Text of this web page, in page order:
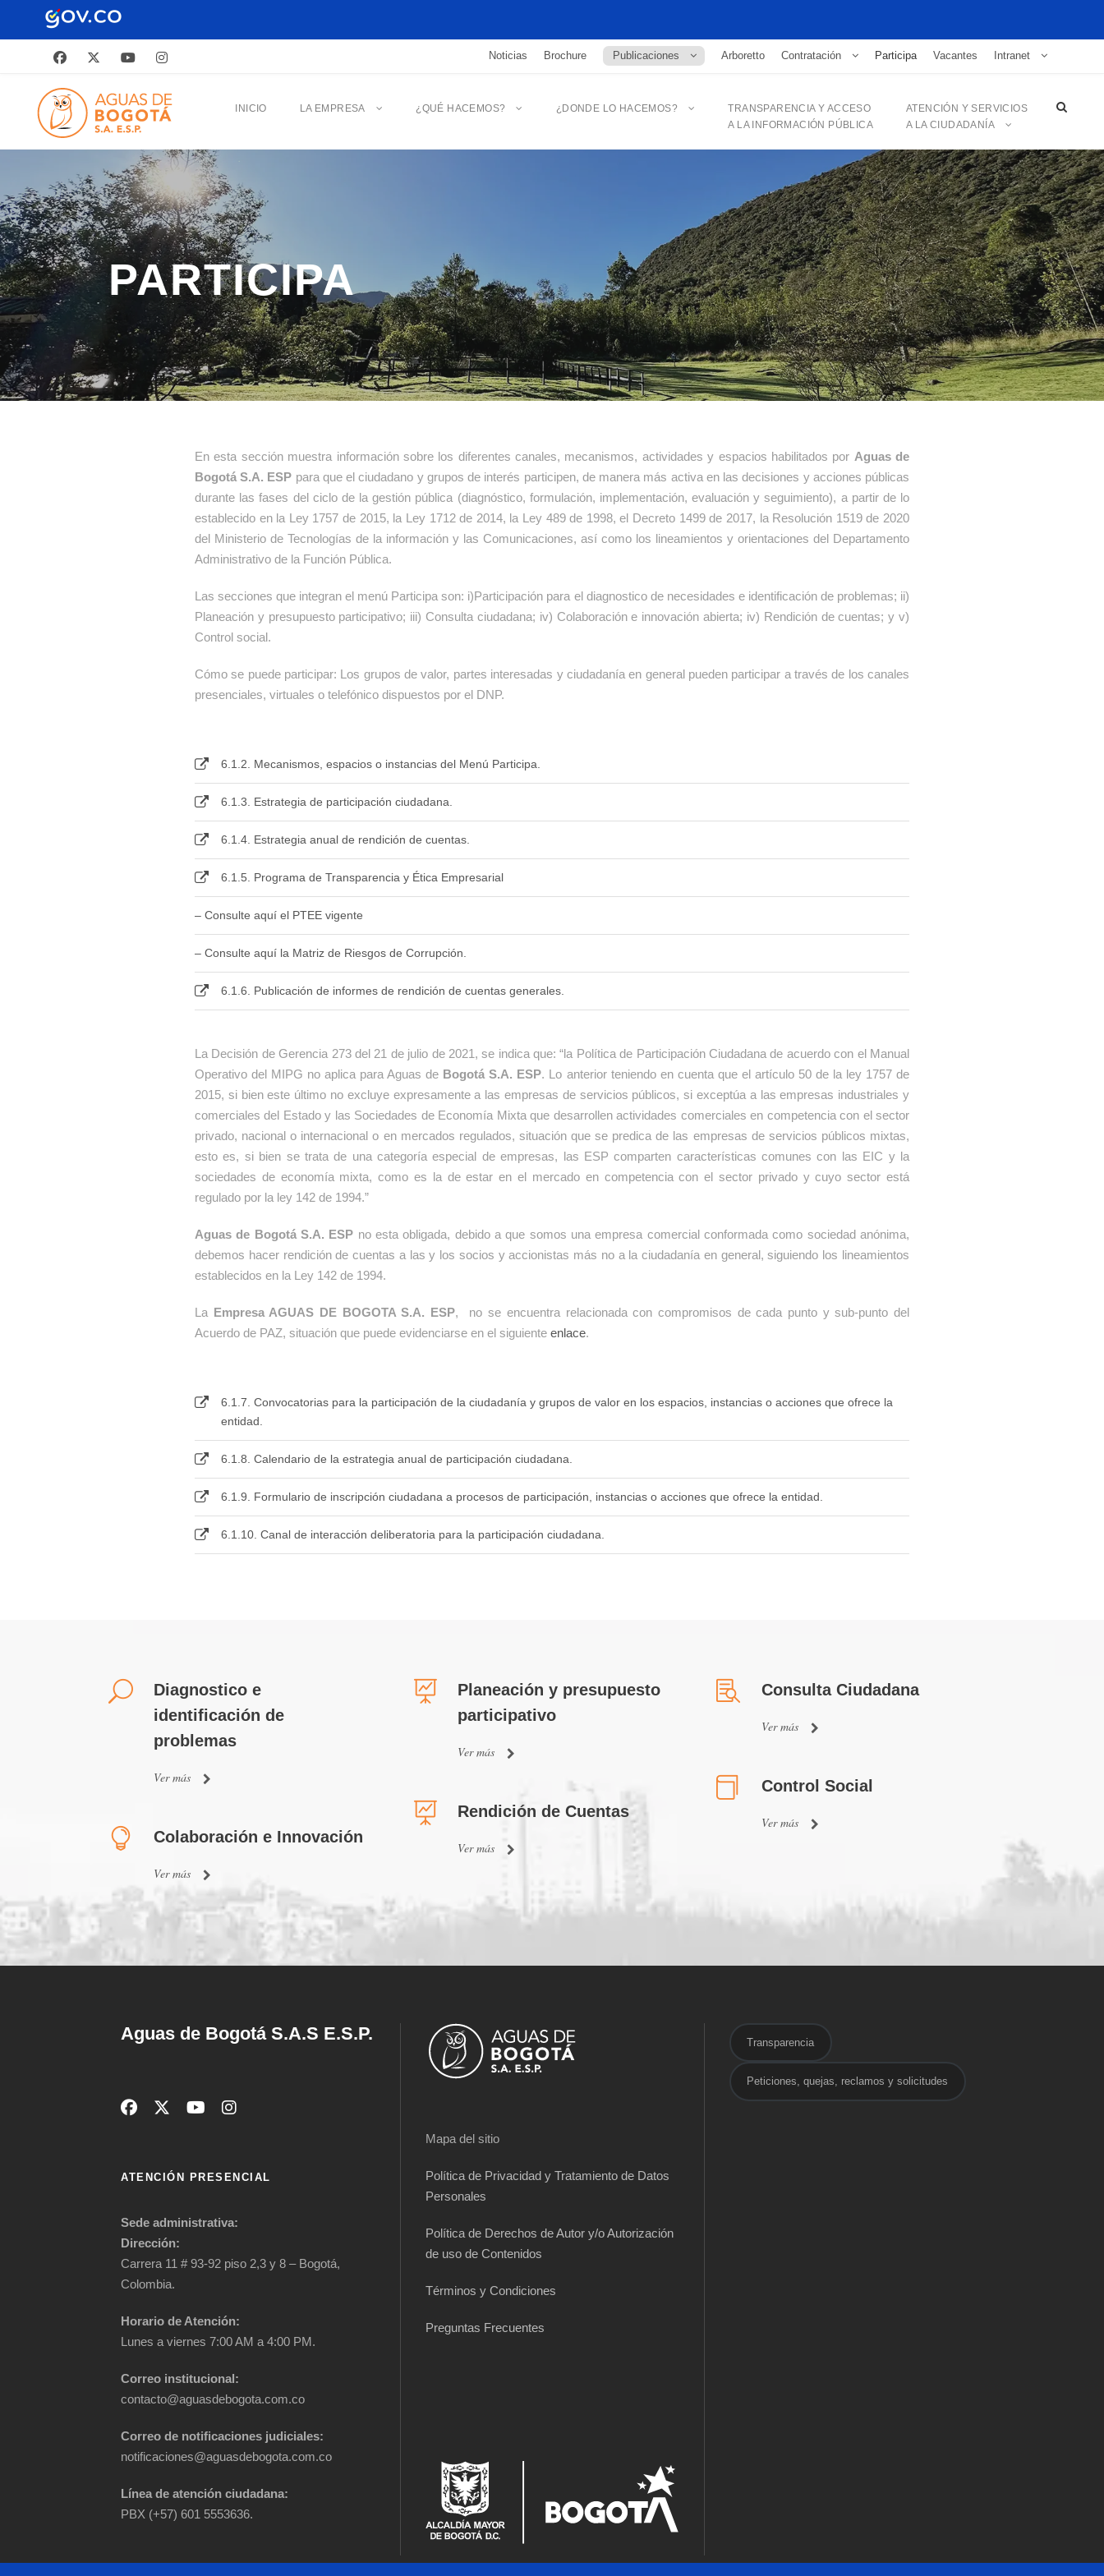
Noticias Brochure Publicaciones Arboretto Contratación Participa Vacantes Intranet
INICIO LA EMPRESA ¿QUÉ HACEMOS? ¿DONDE LO HACEMOS?
TRANSPARENCIA Y ACCESO
A LA INFORMACIÓN PÚBLICA
ATENCIÓN Y SERVICIOS
A LA CIUDADANÍA
PARTICIPA
En esta sección muestra información sobre los diferentes canales, mecanismos, actividades y espacios habilitados por Aguas de
Bogotá S.A. ESP para que el ciudadano y grupos de interés participen, de manera más activa en las decisiones y acciones públicas
durante las fases del ciclo de la gestión pública (diagnóstico, formulación, implementación, evaluación y seguimiento), a partir de lo
establecido en la Ley 1757 de 2015, la Ley 1712 de 2014, la Ley 489 de 1998, el Decreto 1499 de 2017, la Resolución 1519 de 2020
del Ministerio de Tecnologías de la información y las Comunicaciones, así como los lineamientos y orientaciones del Departamento
Administrativo de la Función Pública.
Las secciones que integran el menú Participa son: i)Participación para el diagnostico de necesidades e identificación de problemas; ii)
Planeación y presupuesto participativo; iii) Consulta ciudadana; iv) Colaboración e innovación abierta; iv) Rendición de cuentas; y v)
Control social.
Cómo se puede participar: Los grupos de valor, partes interesadas y ciudadanía en general pueden participar a través de los canales
presenciales, virtuales o telefónico dispuestos por el DNP.
6.1.2. Mecanismos, espacios o instancias del Menú Participa.
6.1.3. Estrategia de participación ciudadana.
6.1.4. Estrategia anual de rendición de cuentas.
6.1.5. Programa de Transparencia y Ética Empresarial
– Consulte aquí el PTEE vigente
– Consulte aquí la Matriz de Riesgos de Corrupción.
6.1.6. Publicación de informes de rendición de cuentas generales.
La Decisión de Gerencia 273 del 21 de julio de 2021, se indica que: “la Política de Participación Ciudadana de acuerdo con el Manual
Operativo del MIPG no aplica para Aguas de Bogotá S.A. ESP. Lo anterior teniendo en cuenta que el artículo 50 de la ley 1757 de
2015, si bien este último no excluye expresamente a las empresas de servicios públicos, si exceptúa a las empresas industriales y
comerciales del Estado y las Sociedades de Economía Mixta que desarrollen actividades comerciales en competencia con el sector
privado, nacional o internacional o en mercados regulados, situación que se predica de las empresas de servicios públicos mixtas,
esto es, si bien se trata de una categoría especial de empresas, las ESP comparten características comunes con las EIC y la
sociedades de economía mixta, como es la de estar en el mercado en competencia con el sector privado y cuyo sector está
regulado por la ley 142 de 1994.”
Aguas de Bogotá S.A. ESP no esta obligada, debido a que somos una empresa comercial conformada como sociedad anónima,
debemos hacer rendición de cuentas a las y los socios y accionistas más no a la ciudadanía en general, siguiendo los lineamientos
establecidos en la Ley 142 de 1994.
La Empresa AGUAS DE BOGOTA S.A. ESP, no se encuentra relacionada con compromisos de cada punto y sub-punto del
Acuerdo de PAZ, situación que puede evidenciarse en el siguiente enlace.
6.1.7. Convocatorias para la participación de la ciudadanía y grupos de valor en los espacios, instancias o acciones que ofrece la
entidad.
6.1.8. Calendario de la estrategia anual de participación ciudadana.
6.1.9. Formulario de inscripción ciudadana a procesos de participación, instancias o acciones que ofrece la entidad.
6.1.10. Canal de interacción deliberatoria para la participación ciudadana.
Diagnostico e
identificación de
problemas
Ver más
Colaboración e Innovación
Ver más
Planeación y presupuesto
participativo
Ver más
Rendición de Cuentas
Ver más
Consulta Ciudadana
Ver más
Control Social
Ver más
Aguas de Bogotá S.A.S E.S.P.
ATENCIÓN PRESENCIAL
Sede administrativa:
Dirección:
Carrera 11 # 93-92 piso 2,3 y 8 – Bogotá,
Colombia.
Horario de Atención:
Lunes a viernes 7:00 AM a 4:00 PM.
Correo institucional:
contacto@aguasdebogota.com.co
Correo de notificaciones judiciales:
notificaciones@aguasdebogota.com.co
Línea de atención ciudadana:
PBX (+57) 601 5553636.
Mapa del sitio
Política de Privacidad y Tratamiento de Datos
Personales
Política de Derechos de Autor y/o Autorización
de uso de Contenidos
Términos y Condiciones
Preguntas Frecuentes
Transparencia
Peticiones, quejas, reclamos y solicitudes